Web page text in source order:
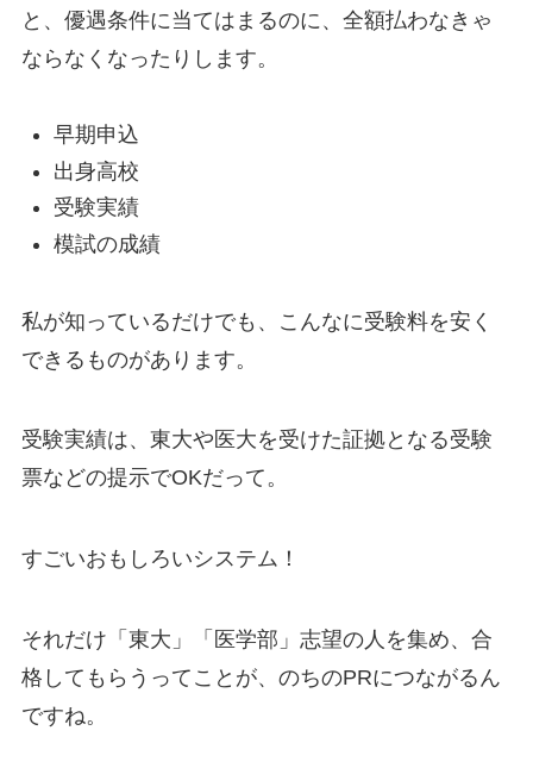
と、優遇条件に当てはまるのに、全額払わなきゃ
ならなくなったりします。
早期申込
出身高校
受験実績
模試の成績
私が知っているだけでも、こんなに受験料を安く
できるものがあります。
受験実績は、東大や医大を受けた証拠となる受験
票などの提示でOKだって。
すごいおもしろいシステム！
それだけ「東大」「医学部」志望の人を集め、合
格してもらうってことが、のちのPRにつながるん
ですね。